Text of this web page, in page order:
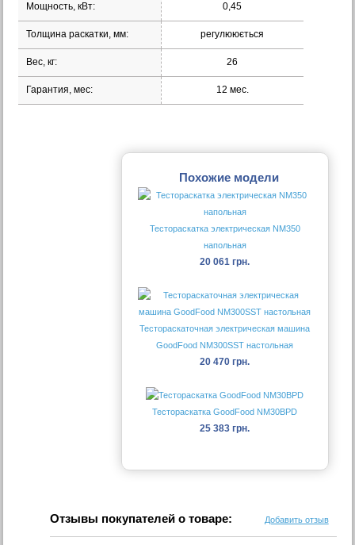
Мощность, кВт: 0,45
Толщина раскатки, мм: регулююється
Вес, кг: 26
Гарантия, мес: 12 мес.
Похожие модели
Тестораскатка электрическая NM350
напольная
20 061 грн.
Тестораскаточная электрическая машина
GoodFood NM300SST настольная
20 470 грн.
Тестораскатка GoodFood NM30BPD
25 383 грн.
Отзывы покупателей о товаре: Добавить отзыв